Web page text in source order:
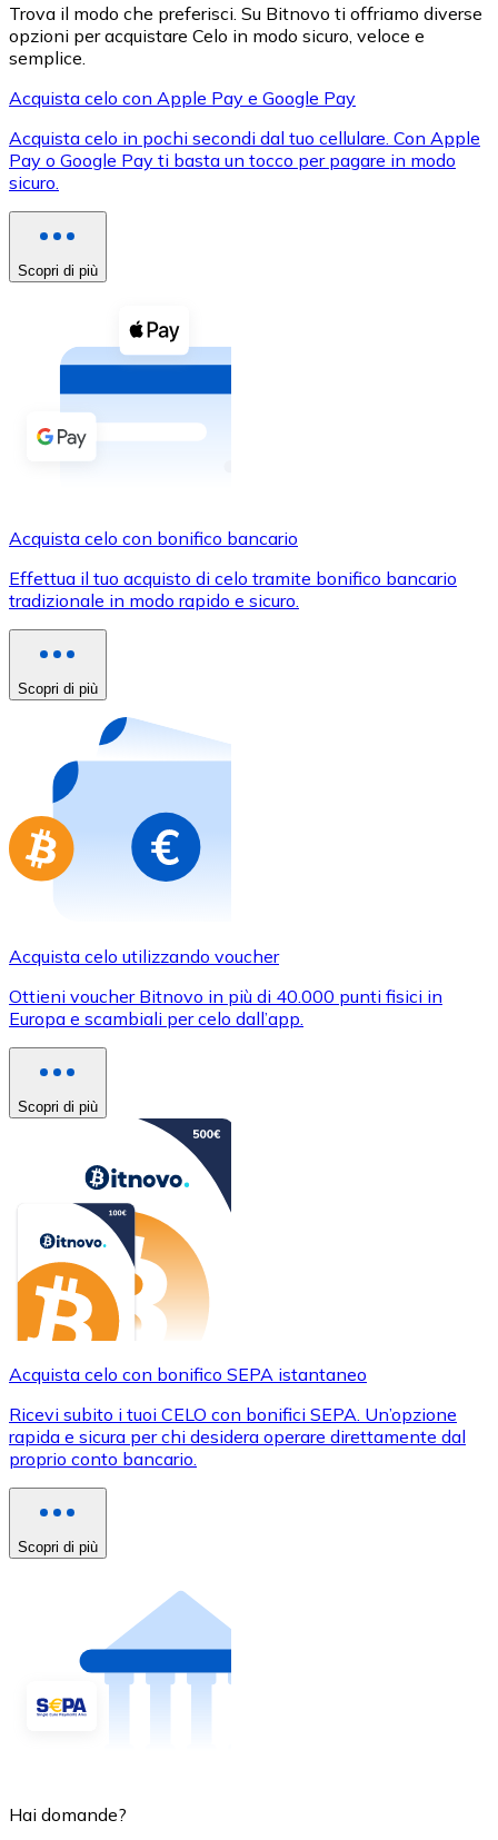
XRP
XRP
Vedi tutto
Buoni cripto
Acquista criptovalute in contanti e altri mezzi di
Acquista con contanti
Bonifico SEPA
Usa le carte Visa e Mastercard per acquistare
Acquista con carta
Acquista gift card dei tuoi marchi preferiti con
Vai al negozio di carte regalo
Trova il modo che preferisci. Su Bitnovo ti offriamo diverse
opzioni per acquistare Celo in modo sicuro, veloce e
semplice.
Acquista celo con Apple Pay e Google Pay
Acquista celo in pochi secondi dal tuo cellulare. Con Apple
Pay o Google Pay ti basta un tocco per pagare in modo
sicuro.
Scopri di più
Acquista celo con bonifico bancario
Effettua il tuo acquisto di celo tramite bonifico bancario
tradizionale in modo rapido e sicuro.
Scopri di più
Acquista celo utilizzando voucher
Ottieni voucher Bitnovo in più di 40.000 punti fisici in
Europa e scambiali per celo dall’app.
Scopri di più
Acquista celo con bonifico SEPA istantaneo
Ricevi subito i tuoi CELO con bonifici SEPA. Un’opzione
rapida e sicura per chi desidera operare direttamente dal
proprio conto bancario.
Scopri di più
Hai domande?